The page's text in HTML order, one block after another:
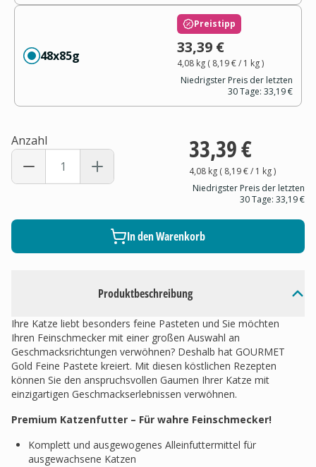
Produktbeschreibung
Ihre Katze liebt besonders feine Pasteten und Sie möchten
Ihren Feinschmecker mit einer großen Auswahl an
Geschmacksrichtungen verwöhnen? Deshalb hat GOURMET
Gold Feine Pastete kreiert. Mit diesen köstlichen Rezepten
können Sie den anspruchsvollen Gaumen Ihrer Katze mit
einzigartigen Geschmackserlebnissen verwöhnen.
Premium Katzenfutter – Für wahre Feinschmecker!
Komplett und ausgewogenes Alleinfuttermittel für
ausgewachsene Katzen
48x85g
Preistipp
33,39 €
4,08 kg( 8,19 €/ 1 kg)
Niedrigster Preis der letzten
30 Tage: 33,19 €
Anzahl 33,39 €
4,08 kg( 8,19 €/ 1 kg)
Niedrigster Preis der letzten
30 Tage: 33,19 €
In den Warenkorb